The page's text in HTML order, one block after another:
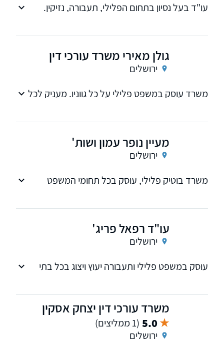
עו"ד בעל נסיון בתחום הפלילי, תעבורה, נזיקין.
גולן מאירי משרד עורכי דין
ירושלים
משרד עוסק במשפט פלילי על כל גווניו. מעניק לכל
מעיין נופר עמון ושות'
ירושלים
משרד בוטיק פלילי, עוסק בכל תחומי המשפט
עו"ד רפאל פריג'
ירושלים
עוסק במשפט פלילי ותעבורה יעוץ ויצוג בכל בתי
משרד עורכי דין יצחק אסקין
5.0 (1 ממליצים)
ירושלים